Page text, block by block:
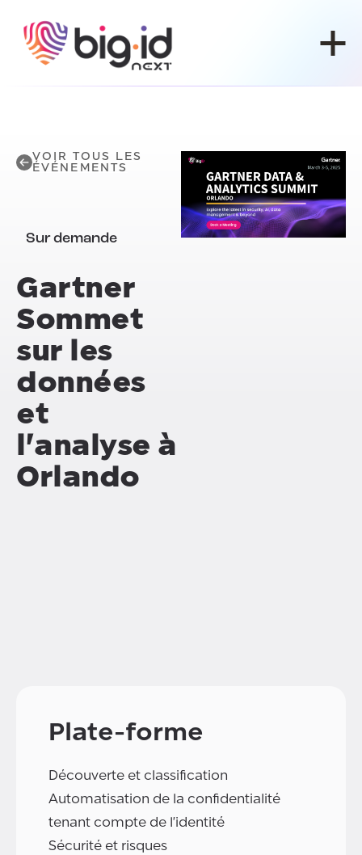
VOIR TOUS LES
ÉVÉNEMENTS
Sur demande
Gartner
Sommet
sur les
données
et
l'analyse à
Orlando
Plate-forme
Découverte et classification
Automatisation de la confidentialité
tenant compte de l'identité
Sécurité et risques